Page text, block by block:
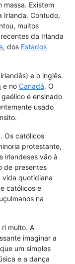
massa. Existem
Irlanda. Contudo,
muitos
da Irlanda
, dos Estados
e o inglês.
e no Canadá. O
é ensinado
usado
Os católicos
protestante,
irlandeses vão à
de presentes
vida quotidiana
católicos e
na
muito. A
imaginar a
um simples
e a dança